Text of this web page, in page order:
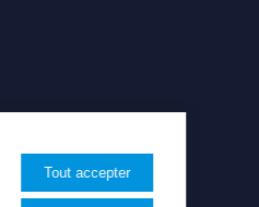
Tout accepter